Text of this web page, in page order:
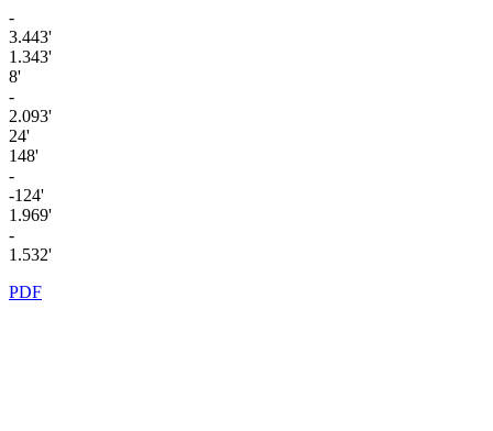
-
3.443'
1.343'
8'
-
2.093'
24'
148'
-
-124'
1.969'
-
1.532'
PDF